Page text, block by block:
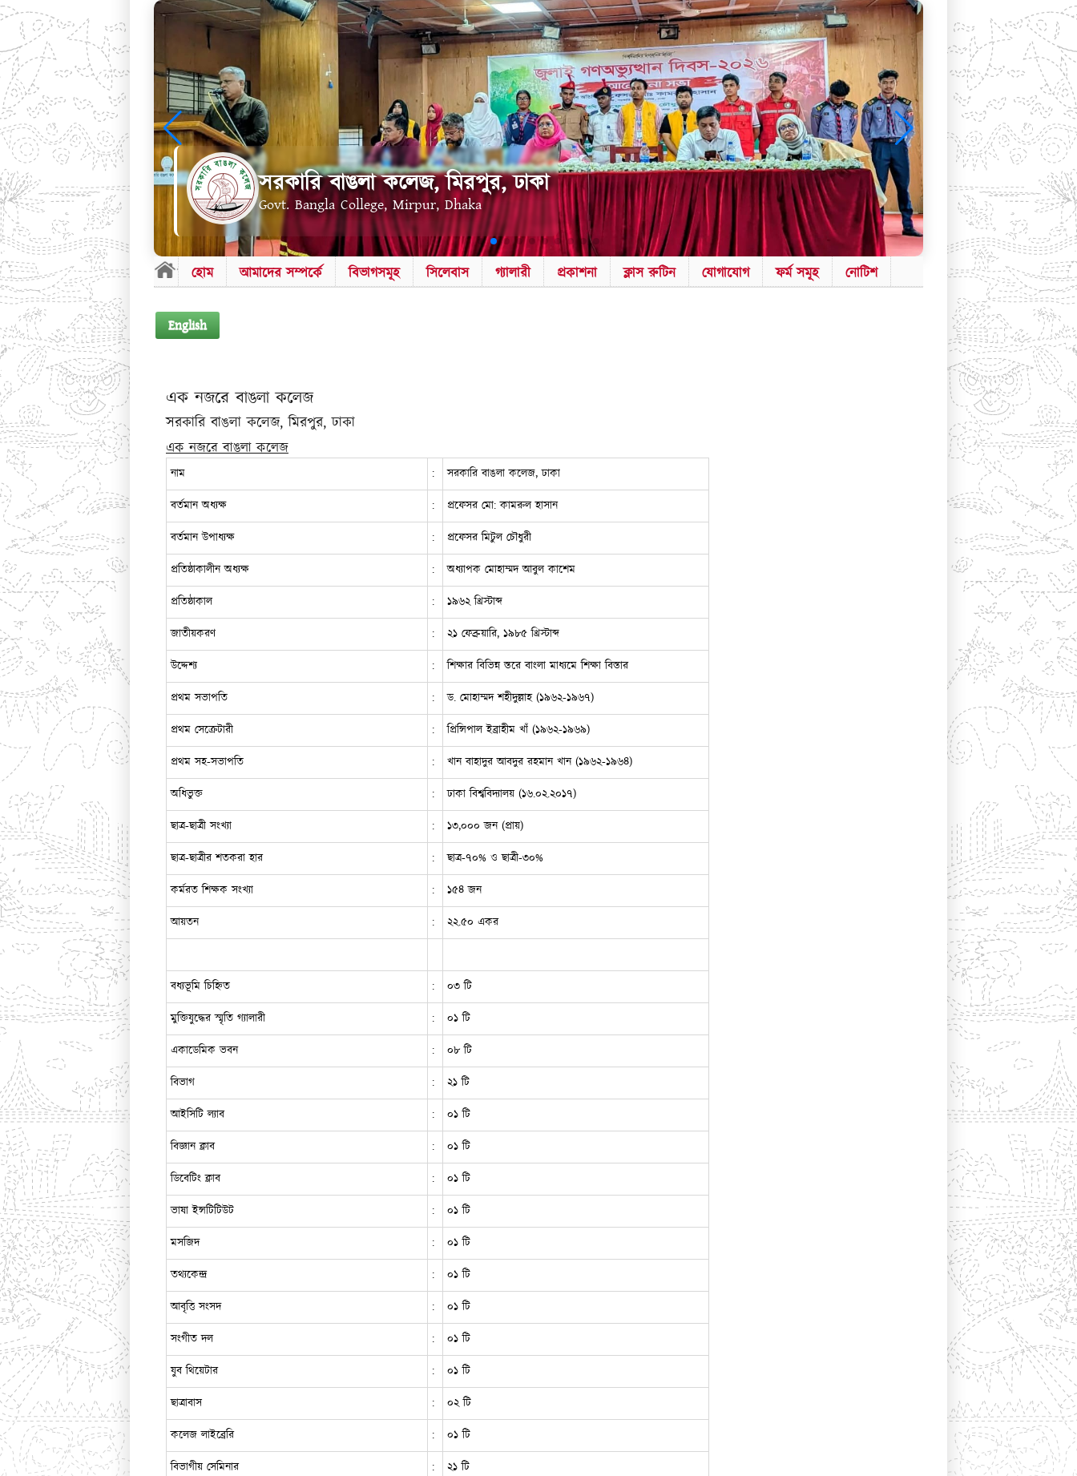
সরকারি বাঙলা কলেজ, মিরপুর, ঢাকা
Govt. Bangla College, Mirpur, Dhaka
হোম আমাদের সম্পর্কে বিভাগসমূহ সিলেবাস গ্যালারী প্রকাশনা ক্লাস রুটিন যোগাযোগ ফর্ম সমূহ নোটিশ
English
এক নজরে বাঙলা কলেজ
সরকারি বাঙলা কলেজ, মিরপুর, ঢাকা
এক নজরে বাঙলা কলেজ
নাম :
সরকারি বাঙলা কলেজ, ঢাকা
বর্তমান অধ্যক্ষ
:
প্রফেসর মো: কামরুল হাসান
বর্তমান উপাধ্যক্ষ
:
প্রফেসর মিটুল চৌধুরী
প্রতিষ্ঠাকালীন অধ্যক্ষ
:
অধ্যাপক মোহাম্মদ আবুল কাশেম
প্রতিষ্ঠাকাল
:
১৯৬২ খ্রিস্টাব্দ
জাতীয়করণ
:
২১ ফেব্রুয়ারি, ১৯৮৫ খ্রিস্টাব্দ
উদ্দেশ্য
:
শিক্ষার বিভিন্ন স্তরে বাংলা মাধ্যমে শিক্ষা বিস্তার
প্রথম সভাপতি
:
ড. মোহাম্মদ শহীদুল্লাহ (১৯৬২-১৯৬৭)
প্রথম সেক্রেটারী
:
প্রিন্সিপাল ইব্রাহীম খাঁ (১৯৬২-১৯৬৯)
প্রথম সহ-সভাপতি
:
খান বাহাদুর আবদুর রহমান খান (১৯৬২-১৯৬৪)
অধিভুক্ত
:
ঢাকা বিশ্ববিদ্যালয় (১৬.০২.২০১৭)
ছাত্র-ছাত্রী সংখ্যা
:
১৩,০০০ জন (প্রায়)
ছাত্র-ছাত্রীর শতকরা হার
:
ছাত্র-৭০% ও ছাত্রী-৩০%
কর্মরত শিক্ষক সংখ্যা
:
১৫৪ জন
আয়তন
: ২২.৫০ একর
বধ্যভূমি চিহ্নিত :
০৩ টি
মুক্তিযুদ্ধের স্মৃতি গ্যালারী
:
০১ টি
একাডেমিক ভবন
:
০৮ টি
বিভাগ
:
২১ টি
আইসিটি ল্যাব
:
০১ টি
বিজ্ঞান ক্লাব
:
০১ টি
ডিবেটিং ক্লাব
:
০১ টি
ভাষা ইন্সটিটিউট
:
০১ টি
মসজিদ
:
০১ টি
তথ্যকেন্দ্র
:
০১ টি
আবৃত্তি সংসদ
:
০১ টি
সংগীত দল
:
০১ টি
যুব থিয়েটার
:
০১ টি
ছাত্রাবাস
:
০২ টি
কলেজ লাইব্রেরি
:
০১ টি
বিভাগীয় সেমিনার
:
২১ টি